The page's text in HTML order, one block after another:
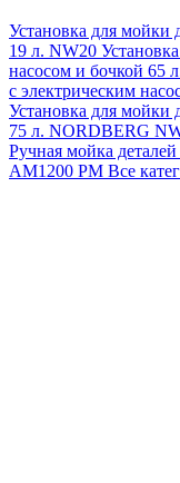
Установка для мойки
19 л. NW20
насосом и бочкой 65
с электрическим
Установка для мойки
75 л. NORDBERG
Ручная мойка
АМ1200 РМ Все